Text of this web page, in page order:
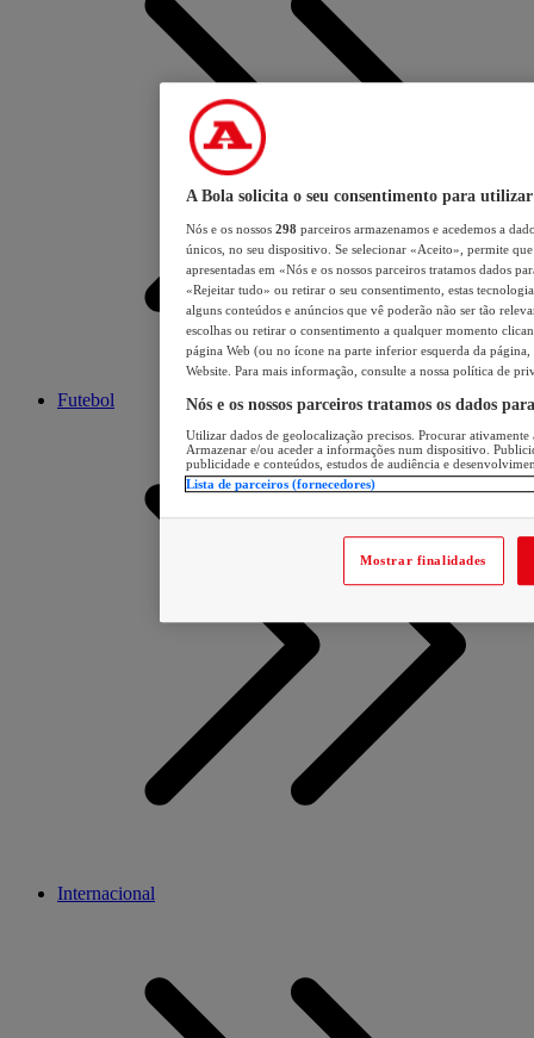
Futebol
Internacional
A Bola solicita o seu consentimento para utilizar
Nós e os nossos 298 parceiros armazenamos e acedemos a
únicos, no seu dispositivo. Se selecionar «Aceito», permite
apresentadas em «Nós e os nossos parceiros tratamos dados
«Rejeitar tudo» ou retirar o seu consentimento, estas
alguns conteúdos e anúncios que vê poderão não ser tão
escolhas ou retirar o consentimento a qualquer momento
página Web (ou no ícone na parte inferior esquerda da página,
Website. Para mais informação, consulte a nossa política de
Nós e os nossos parceiros tratamos os dados
Utilizar dados de geolocalização precisos. Procurar
Armazenar e/ou aceder a informações num dispositivo.
publicidade e conteúdos, estudos de audiência e
Lista de parceiros (fornecedores)
Mostrar finalidades